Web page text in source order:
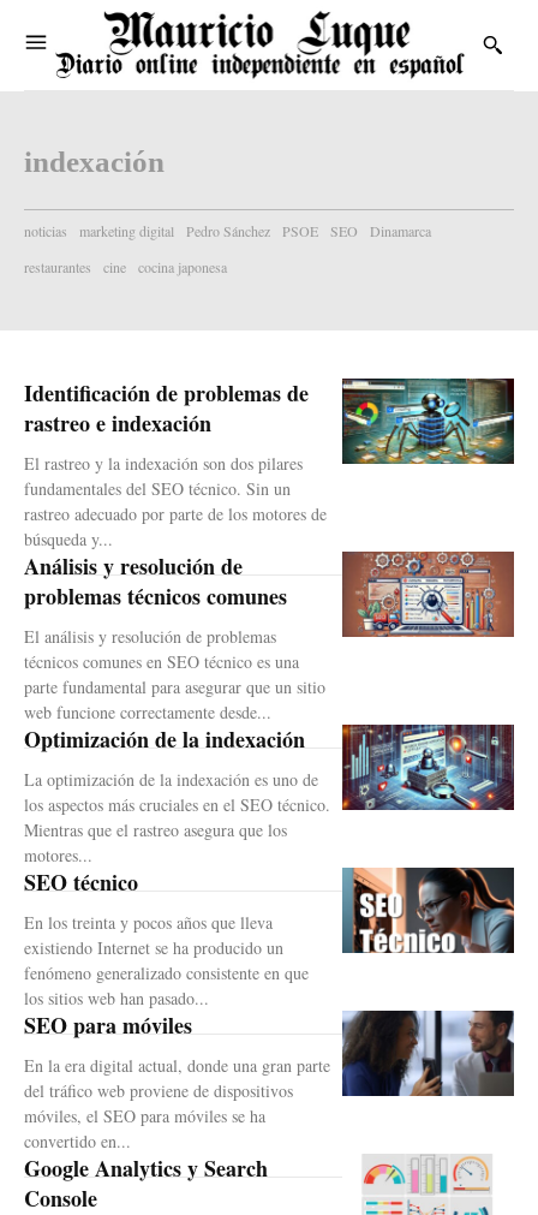
indexación
noticias marketing digital Pedro Sánchez PSOE SEO
Dinamarca
restaurantes
cine cocina japonesa
Identificación de problemas de
rastreo e indexación
El rastreo y la indexación son dos pilares
fundamentales del SEO técnico. Sin un
rastreo adecuado por parte de los motores de
búsqueda y...
Análisis y resolución de
problemas técnicos comunes
El análisis y resolución de problemas
técnicos comunes en SEO técnico es una
parte fundamental para asegurar que un sitio
web funcione correctamente desde...
Optimización de la indexación
La optimización de la indexación es uno de
los aspectos más cruciales en el SEO técnico.
Mientras que el rastreo asegura que los
motores...
SEO técnico
En los treinta y pocos años que lleva
existiendo Internet se ha producido un
fenómeno generalizado consistente en que
los sitios web han pasado...
SEO para móviles
En la era digital actual, donde una gran parte
del tráfico web proviene de dispositivos
móviles, el SEO para móviles se ha
convertido en...
Google Analytics y Search
Console